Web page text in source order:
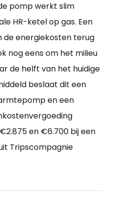
pomp werkt slim
HR-ketel op gas. Een
de energiekosten terug
nog eens om het milieu
de helft van het huidige
beslaat dit een
en een
en €6.700 bij een
Tripscompagnie